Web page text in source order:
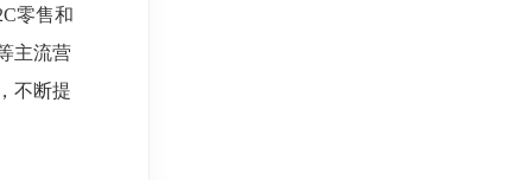
零售和
主流营
不断提